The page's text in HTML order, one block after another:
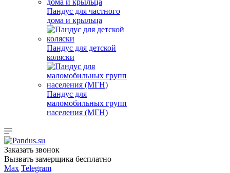
Пандус для частного
дома и крыльца
Пандус для детской
коляски
Пандус для
маломобильных групп
населения (МГН)
Заказать звонок
Вызвать замерщика бесплатно
Max Telegram